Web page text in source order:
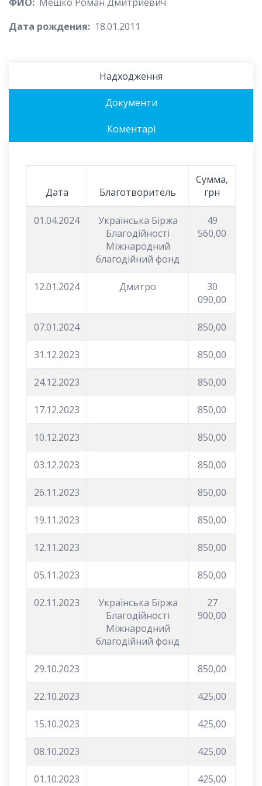
Дата рождения: 18.01.2011
Надходження
Документи
Коментарі
Дата Благотворитель
Сумма,
грн
01.04.2024
Українська Біржа
Благодійності
Міжнародний
благодійний фонд
49
560,00
12.01.2024 Дмитро
30
090,00
07.01.2024 850,00
31.12.2023 850,00
24.12.2023 850,00
17.12.2023 850,00
10.12.2023 850,00
03.12.2023 850,00
26.11.2023 850,00
19.11.2023 850,00
12.11.2023 850,00
05.11.2023 850,00
02.11.2023
Українська Біржа
Благодійності
Міжнародний
благодійний фонд
27
900,00
29.10.2023 850,00
22.10.2023 425,00
15.10.2023 425,00
08.10.2023 425,00
01.10.2023 425,00